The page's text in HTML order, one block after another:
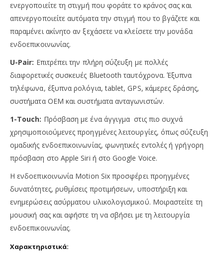
ενεργοποιείτε τη στιγμή που φοράτε το κράνος σας και
απενεργοποιείτε αυτόματα την στιγμή που το βγάζετε και
παραμένει ακίνητο αν ξεχάσετε να κλείσετε την μονάδα
ενδοεπικοινωνίας.
U-Pair: Επιτρέπει την πλήρη σύζευξη με πολλές
διαφορετικές συσκευές Bluetooth ταυτόχρονα. Έξυπνα
τηλέφωνα, έξυπνα ρολόγια, tablet, GPS, κάμερες δράσης,
συστήματα OEM και συστήματα ανταγωνιστών.
1-Touch: Πρόσβαση με ένα άγγιγμα στις πιο συχνά
χρησιμοποιούμενες προηγμένες λειτουργίες, όπως σύζευξη
ομαδικής ενδοεπικοινωνίας, φωνητικές εντολές ή γρήγορη
πρόσβαση στο Apple Siri ή στο Google Voice.
Η ενδοεπικοινωνία Motion Six προσφέρει προηγμένες
δυνατότητες, ρυθμίσεις προτιμήσεων, υποστήριξη και
ενημερώσεις ασύρματου υλικολογισμικού. Μοιραστείτε τη
μουσική σας και αφήστε τη να σβήσει με τη λειτουργία
ενδοεπικοινωνίας.
Χαρακτηριστικά: